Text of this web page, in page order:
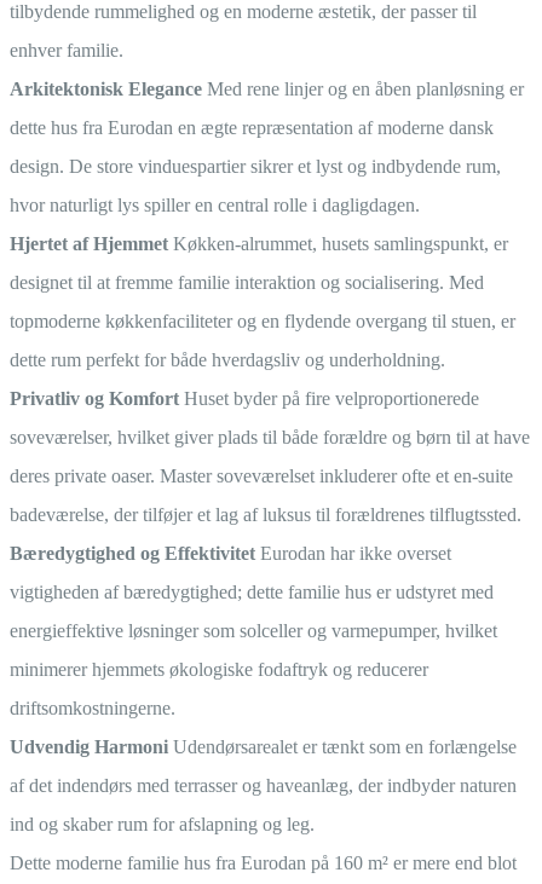
tilbydende rummelighed og en moderne æstetik, der passer til
enhver familie.
Arkitektonisk Elegance Med rene linjer og en åben planløsning er
dette hus fra Eurodan en ægte repræsentation af moderne dansk
design. De store vinduespartier sikrer et lyst og indbydende rum,
hvor naturligt lys spiller en central rolle i dagligdagen.
Hjertet af Hjemmet Køkken-alrummet, husets samlingspunkt, er
designet til at fremme familie interaktion og socialisering. Med
topmoderne køkkenfaciliteter og en flydende overgang til stuen, er
dette rum perfekt for både hverdagsliv og underholdning.
Privatliv og Komfort Huset byder på fire velproportionerede
soveværelser, hvilket giver plads til både forældre og børn til at have
deres private oaser. Master soveværelset inkluderer ofte et en-suite
badeværelse, der tilføjer et lag af luksus til forældrenes tilflugtssted.
Bæredygtighed og Effektivitet Eurodan har ikke overset
vigtigheden af bæredygtighed; dette familie hus er udstyret med
energieffektive løsninger som solceller og varmepumper, hvilket
minimerer hjemmets økologiske fodaftryk og reducerer
driftsomkostningerne.
Udvendig Harmoni Udendørsarealet er tænkt som en forlængelse
af det indendørs med terrasser og haveanlæg, der indbyder naturen
ind og skaber rum for afslapning og leg.
Dette moderne familie hus fra Eurodan på 160 m² er mere end blot